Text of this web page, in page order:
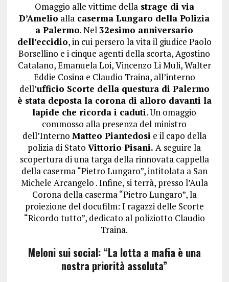
Omaggio alle vittime dellastrage di via
D’Amelio alla caserma Lungaro della Polizia
a Palermo. Nel32esimo anniversario
dell’eccidio, in cui persero la vita il giudice Paolo
Borsellino e i cinque agenti della scorta, Agostino
Catalano, Emanuela Loi, Vincenzo Li Muli, Walter
Eddie Cosina e Claudio Traina, all’interno
dell’ufficio Scorte della questura di Palermo
è stata deposta la corona di alloro davanti la
lapide che ricorda i caduti. Un omaggio
commosso alla presenza del ministro
dell’Interno Matteo Piantedosi e il capo della
polizia di StatoVittorio Pisani.A seguire la
scopertura di una targa della rinnovata cappella
della caserma “Pietro Lungaro”, intitolata a San
Michele Arcangelo . Infine, si terrà, presso l’Aula
Corona della caserma “Pietro Lungaro”, la
proiezione del docufilm: I ragazzi delle Scorte
“Ricordo tutto”, dedicato al poliziotto Claudio
Traina.
Meloni sui social: “La lotta a mafia è una
nostra priorità assoluta”